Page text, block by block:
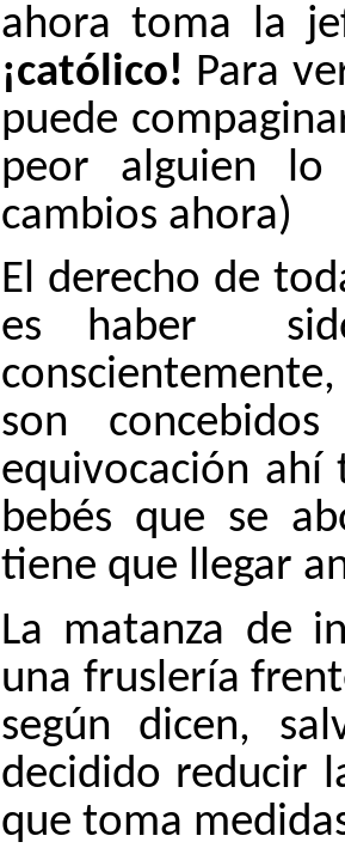
ahora toma la
¡católico! Para
puede
peor alguien
cambios ahora)
El derecho de
es haber
son
equivocación
bebés que se
tiene que llegar
La matanza de
una fruslería
según dicen,
decidido reducir
que toma